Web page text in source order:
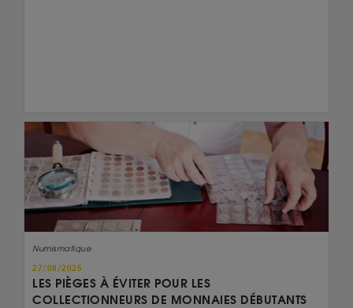
Numismatique
27/08/2025
LES PIÈGES À ÉVITER POUR LES
COLLECTIONNEURS DE MONNAIES DÉBUTANTS